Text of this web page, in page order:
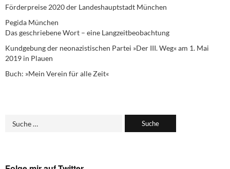
Förderpreise 2020 der Landeshauptstadt München
Pegida München
Das geschriebene Wort – eine Langzeitbeobachtung
Kundgebung der neonazistischen Partei »Der III. Weg« am 1. Mai
2019 in Plauen
Buch: »Mein Verein für alle Zeit«